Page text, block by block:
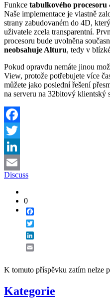
Funkce tabulkového procesoru
Naše implementace je vlastně
strany zabudovaném do 4D,
uživatele zcela transparentní.
procesoru bude uvolněna
neobsahuje Alturu, tedy v
Pokud opravdu nemáte jinou
View, protože potřebujete více
můžete jako poslední řešení
na serveru na 32bitový klientský
Facebook
Twitter
LinkedIn
Email
Discuss
0
K tomuto příspěvku zatím nelze
Kategorie